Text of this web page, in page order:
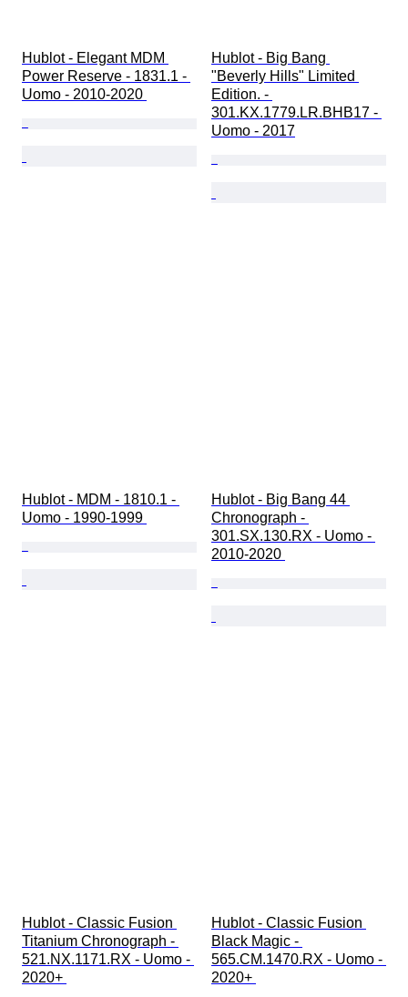
Hublot - Elegant MDM
Power Reserve - 1831.1 -
Uomo - 2010-2020
Hublot - Big Bang
"Beverly Hills" Limited
Edition. -
301.KX.1779.LR.BHB17 -
Uomo - 2017
Hublot - MDM - 1810.1 -
Uomo - 1990-1999
Hublot - Big Bang 44
Chronograph -
301.SX.130.RX - Uomo -
2010-2020
Hublot - Classic Fusion
Titanium Chronograph -
521.NX.1171.RX - Uomo -
2020+
Hublot - Classic Fusion
Black Magic -
565.CM.1470.RX - Uomo -
2020+